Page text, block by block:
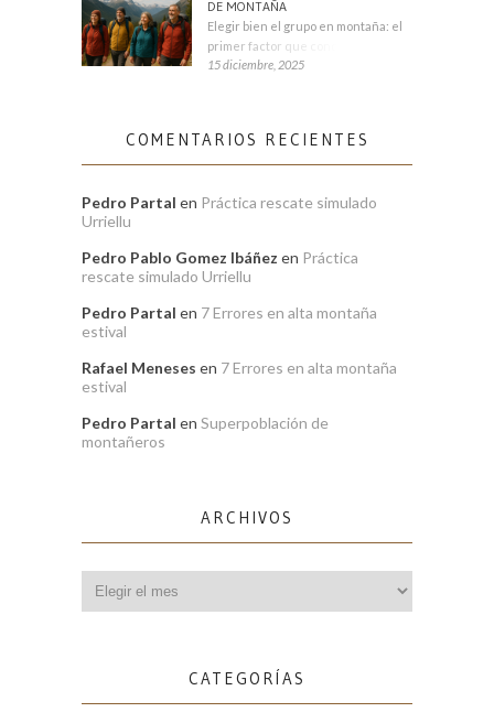
DE MONTAÑA
Elegir bien el grupo en montaña: el
primer factor que condiciona tu
15 diciembre, 2025
COMENTARIOS RECIENTES
Pedro Partal en Práctica rescate simulado
Urriellu
Pedro Pablo Gomez Ibáñez en Práctica
rescate simulado Urriellu
Pedro Partal en 7 Errores en alta montaña
estival
Rafael Meneses en 7 Errores en alta montaña
estival
Pedro Partal en Superpoblación de
montañeros
ARCHIVOS
CATEGORÍAS